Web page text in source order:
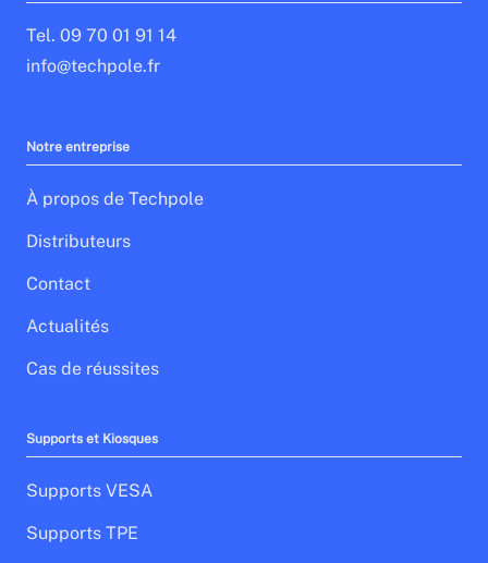
Tel. 09 70 01 91 14
info@techpole.fr
Notre entreprise
À propos de Techpole
Distributeurs
Contact
Actualités
Cas de réussites
Supports et Kiosques
Supports VESA
Supports TPE